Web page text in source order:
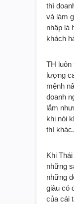
thì
và làm
nhập là
khách
TH luôn
lượng
mệnh
doanh
lắm
khi nói
thì khác.
Khi
những
những
giàu có
của cái